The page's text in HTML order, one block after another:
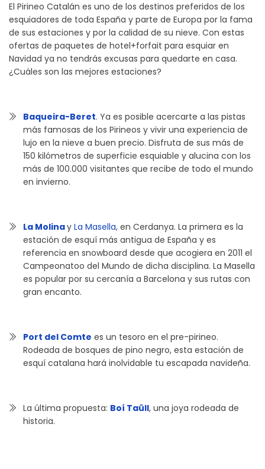
El Pirineo Catalán es uno de los destinos preferidos de los
esquiadores de toda España y parte de Europa por la fama
de sus estaciones y por la calidad de su nieve. Con estas
ofertas de paquetes de hotel+forfait para esquiar en
Navidad ya no tendrás excusas para quedarte en casa.
¿Cuáles son las mejores estaciones?
Baqueira-Beret. Ya es posible acercarte a las pistas
más famosas de los Pirineos y vivir una experiencia de
lujo en la nieve a buen precio. Disfruta de sus más de
150 kilómetros de superficie esquiable y alucina con los
más de 100.000 visitantes que recibe de todo el mundo
en invierno.
La Molinay La Masella, en Cerdanya. La primera es la
estación de esquí más antigua de España y es
referencia en snowboard desde que acogiera en 2011 el
Campeonatoo del Mundo de dicha disciplina. La Masella
es popular por su cercanía a Barcelona y sus rutas con
gran encanto.
Port del Comte es un tesoro en el pre-pirineo.
Rodeada de bosques de pino negro, esta estación de
esquí catalana hará inolvidable tu escapada navideña.
La última propuesta: Boí Taüll, una joya rodeada de
historia.